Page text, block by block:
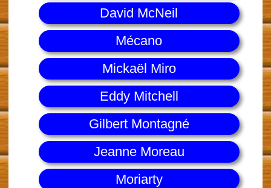
David McNeil
Mécano
Mickaël Miro
Eddy Mitchell
Gilbert Montagné
Jeanne Moreau
Moriarty